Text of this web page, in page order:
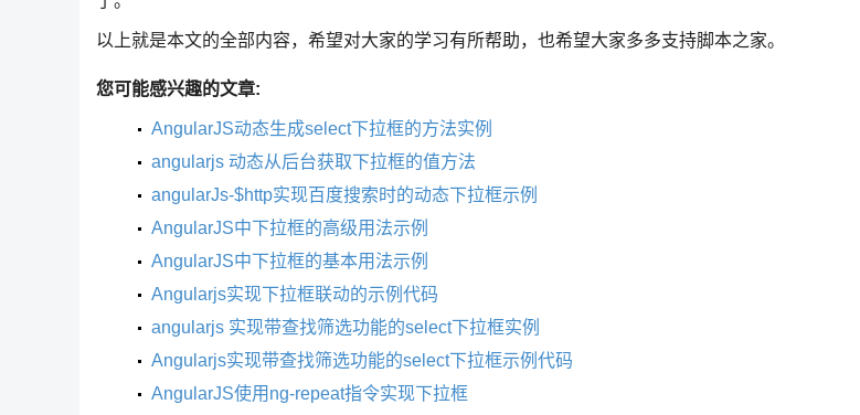
以上就是本文的全部内容，希望对大家的学习有所帮助，也希望大家多多支持脚本之家。
您可能感兴趣的文章:
AngularJS动态生成select下拉框的方法实例
angularjs 动态从后台获取下拉框的值方法
angularJs-$http实现百度搜索时的动态下拉框示例
AngularJS中下拉框的高级用法示例
AngularJS中下拉框的基本用法示例
Angularjs实现下拉框联动的示例代码
angularjs 实现带查找筛选功能的select下拉框实例
Angularjs实现带查找筛选功能的select下拉框示例代码
AngularJS使用ng-repeat指令实现下拉框